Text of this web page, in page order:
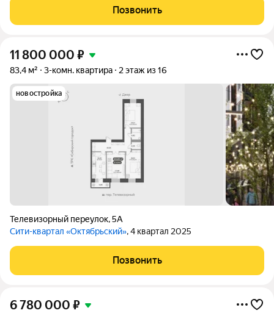
заходят отовсюду. Комнаты раздельные, коридоры не съедают
метры. Объективно
Позвонить
11 800 000 ₽
83,4 м² 3-комн. квартира 2 этаж из 16
новостройка
Телевизорный переулок,5А
Сити-квартал «Октябрьский», 4 квартал 2025
Позвонить
6 780 000 ₽